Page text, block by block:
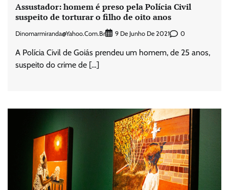
Assustador: homem é preso pela Polícia Civil
suspeito de torturar o filho de oito anos
Dinomarmiranda@yahoo.com.br 9 De Junho De 2021 0
A Polícia Civil de Goiás prendeu um homem, de 25 anos,
suspeito do crime de […]